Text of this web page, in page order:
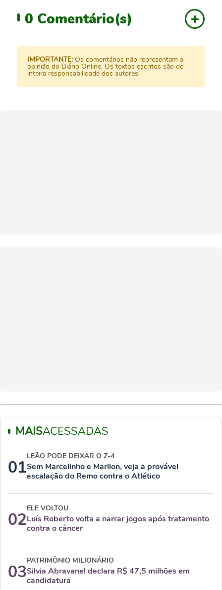
0 Comentário(s)
IMPORTANTE: Os comentários não representam a
opinião do Diário Online. Os textos escritos são de
inteira responsabilidade dos autores.
MAISACESSADAS
01
LEÃO PODE DEIXAR O Z-4
Sem Marcelinho e Marllon, veja a provável
escalação do Remo contra o Atlético
02
ELE VOLTOU
Luís Roberto volta a narrar jogos após tratamento
contra o câncer
03
PATRIMÔNIO MILIONÁRIO
Silvia Abravanel declara R$ 47,5 milhões em
candidatura